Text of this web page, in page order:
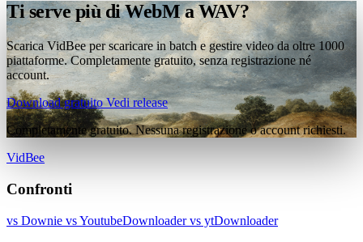
Ti serve più di WebM a WAV?
Scarica VidBee per scaricare in batch e gestire video da oltre 1000
piattaforme. Completamente gratuito, senza registrazione né
account.
Download gratuitoVedi release
Completamente gratuito. Nessuna registrazione o account richiesti.
VidBee
Confronti
vs Downie vs YoutubeDownloadervs ytDownloader